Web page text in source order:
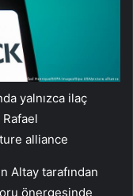
yalnızca ilaç
alliance
Altay tarafından
önergesinde